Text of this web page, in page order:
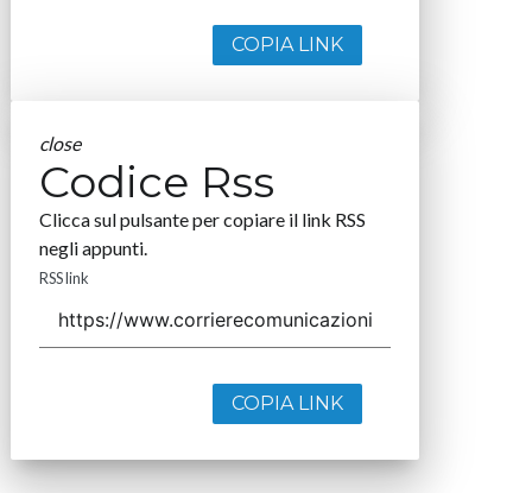
COPIA LINK
close
Codice Rss
Clicca sul pulsante per copiare il link RSS
negli appunti.
RSS link
COPIA LINK